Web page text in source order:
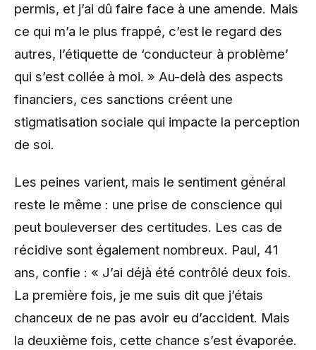
permis, et j’ai dû faire face à une amende. Mais
ce qui m’a le plus frappé, c’est le regard des
autres, l’étiquette de ‘conducteur à problème’
qui s’est collée à moi. » Au-delà des aspects
financiers, ces sanctions créent une
stigmatisation sociale qui impacte la perception
de soi.
Les peines varient, mais le sentiment général
reste le même : une prise de conscience qui
peut bouleverser des certitudes. Les cas de
récidive sont également nombreux. Paul, 41
ans, confie : « J’ai déjà été contrôlé deux fois.
La première fois, je me suis dit que j’étais
chanceux de ne pas avoir eu d’accident. Mais
la deuxième fois, cette chance s’est évaporée.